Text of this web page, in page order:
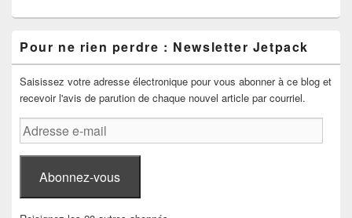
Pour ne rien perdre : Newsletter Jetpack
Saisissez votre adresse électronique pour vous abonner à ce blog et
recevoir l'avis de parution de chaque nouvel article par courriel.
Adresse
e-
mail
Abonnez-vous